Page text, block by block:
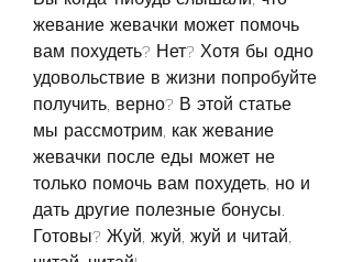
жевание жевачки может помочь
вам похудеть? Нет? Хотя бы одно
удовольствие в жизни попробуйте
получить, верно? В этой статье
мы рассмотрим, как жевание
жевачки после еды может не
только помочь вам похудеть, но и
дать другие полезные бонусы.
Готовы? Жуй, жуй, жуй и читай,